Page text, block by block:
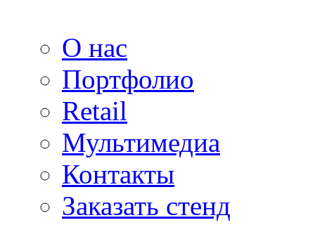
О нас
Портфолио
Retail
Мультимедиа
Контакты
Заказать стенд